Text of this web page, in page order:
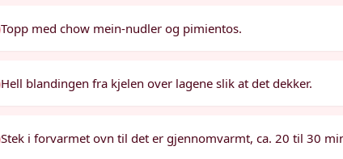
Topp med chow mein-nudler og pimientos.
Hell blandingen fra kjelen over lagene slik at det dekker.
Stek i forvarmet ovn til det er gjennomvarmt, ca. 20 til 30